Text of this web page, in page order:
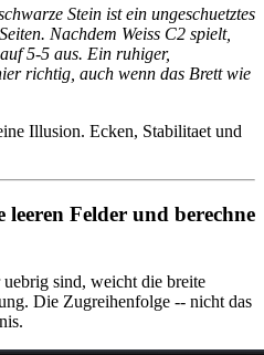
Stein ist ein ungeschuetztes
Nachdem Weiss C2 spielt,
5-5 aus. Ein ruhiger,
richtig, auch wenn das Brett wie
Illusion. Ecken, Stabilitaet und
Felder und berechne
sind, weicht die breite
Die Zugreihenfolge -- nicht das